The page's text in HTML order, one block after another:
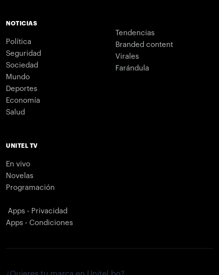
NOTICIAS
Política
Seguridad
Sociedad
Mundo
Deportes
Economía
Salud
Tendencias
Branded content
Virales
Farándula
UNITEL TV
En vivo
Novelas
Programación
Apps - Privacidad
Apps - Condiciones